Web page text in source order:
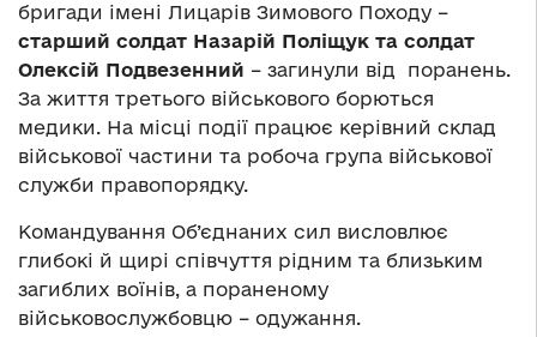
бригади імені Лицарів Зимового Походу –
старший солдат Назарій Поліщук та солдат
Олексій Подвезенний – загинули від поранень.
За життя третього військового борються
медики. На місці події працює керівний склад
військової частини та робоча група військової
служби правопорядку.
Командування Об’єднаних сил висловлює
глибокі й щирі співчуття рідним та близьким
загиблих воїнів, а пораненому
військовослужбовцю – одужання.